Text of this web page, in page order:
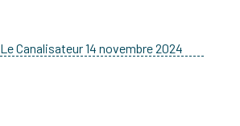
Le Canalisateur 14 novembre 2024